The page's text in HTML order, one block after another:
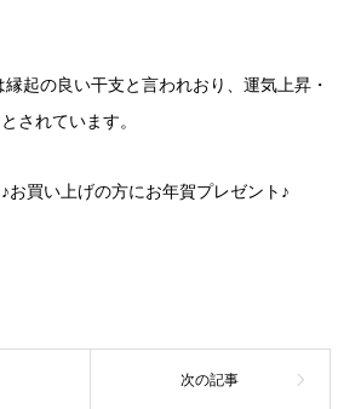
起の良い干支と言われおり、運気上昇・
されています。
買い上げの方にお年賀プレゼント♪